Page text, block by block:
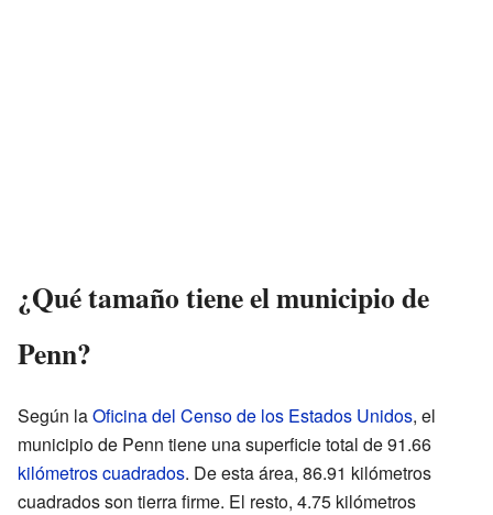
¿Qué tamaño tiene el municipio de
Penn?
Según laOficina del Censo de los Estados Unidos, el
municipio de Penn tiene una superficie total de 91.66
kilómetros cuadrados. De esta área, 86.91 kilómetros
cuadrados son tierra firme. El resto, 4.75 kilómetros